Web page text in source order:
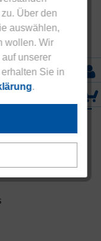
Über den
auswählen,
wollen. Wir
unserer
Sie in
.